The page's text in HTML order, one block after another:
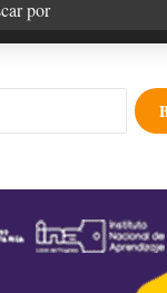
Buscar: